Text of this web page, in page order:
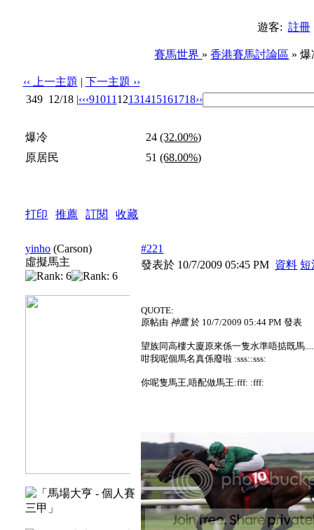
遊客: 註冊
賽馬世界 »香港賽馬討論區 »
‹‹ 上一主題 | 下一主題 ››
349 12/18 |‹‹‹91011 12131415161718››
爆冷
24(32.00%)
原居民
51(68.00%)
打印 |推薦 |訂閱 |收藏
yinho (Carson)
虛擬馬主
#221
發表於 10/7/2009 05:45 PM 資料 短
QUOTE:
原帖由 神鷹於 10/7/2009 05:44 PM 發表
望族同高樓大廈原來係一隻水準唔掂既馬....
咁我呢個馬名真係廢啦 :sss::sss:
你呢隻馬王,唔配做馬王:fff: :fff: